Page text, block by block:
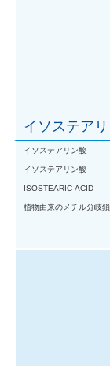
イソステア
イソステアリン酸
イソステアリン酸
ISOSTEARIC ACID
植物由来のメチル分岐鎖